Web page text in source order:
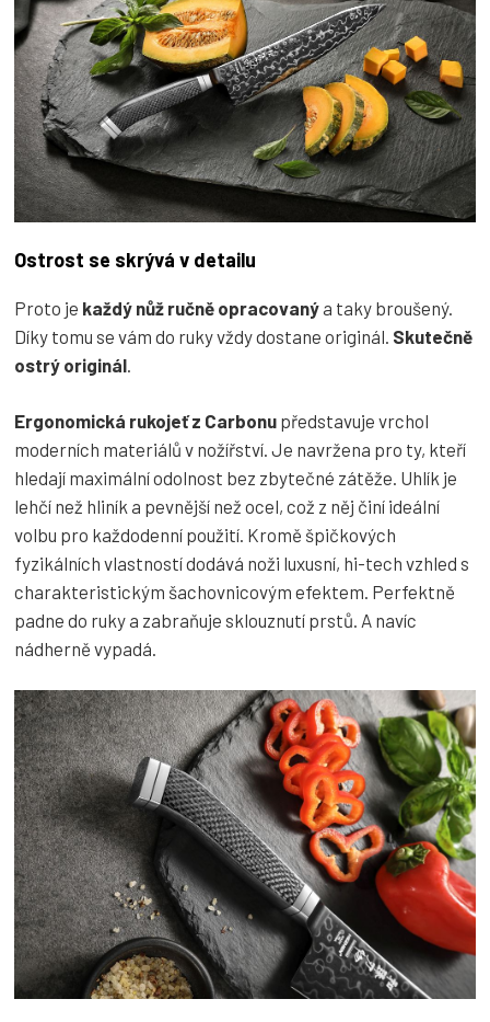
Ostrost se skrývá v detailu
Proto je každý nůž ručně opracovanýa taky broušený.
Díky tomu se vám do ruky vždy dostane originál. Skutečně
ostrý originál.
Ergonomická rukojeť z Carbonu představuje vrchol
moderních materiálů v nožířství. Je navržena pro ty, kteří
hledají maximální odolnost bez zbytečné zátěže. Uhlík je
lehčí než hliník a pevnější než ocel, což z něj činí ideální
volbu pro každodenní použití. Kromě špičkových
fyzikálních vlastností dodává noži luxusní, hi-tech vzhled s
charakteristickým šachovnicovým efektem. Perfektně
padne do ruky a zabraňuje sklouznutí prstů. A navíc
nádherně vypadá.